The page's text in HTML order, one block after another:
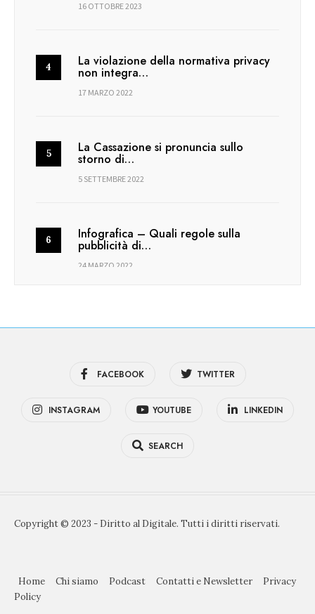
16 OTTOBRE 2023
La violazione della normativa privacy
non integra…
17 MARZO 2022
La Cassazione si pronuncia sullo
storno di…
5 SETTEMBRE 2022
Infografica – Quali regole sulla
pubblicità di…
24 MARZO 2022
FACEBOOK TWITTER
INSTAGRAM YOUTUBE LINKEDIN
SEARCH
Copyright © 2023 - Diritto al Digitale. Tutti i diritti riservati.
Home Chi siamo Podcast Contatti e Newsletter
Privacy
Policy